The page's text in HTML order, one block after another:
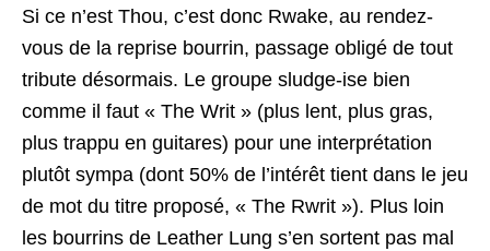
Si ce n’est Thou, c’est donc Rwake, au rendez-
vous de la reprise bourrin, passage obligé de tout
tribute désormais. Le groupe sludge-ise bien
comme il faut « The Writ » (plus lent, plus gras,
plus trappu en guitares) pour une interprétation
plutôt sympa (dont 50% de l’intérêt tient dans le jeu
de mot du titre proposé, « The Rwrit »). Plus loin
les bourrins de Leather Lung s’en sortent pas mal